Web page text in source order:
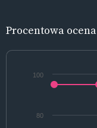
Procentowa ocena
80
100